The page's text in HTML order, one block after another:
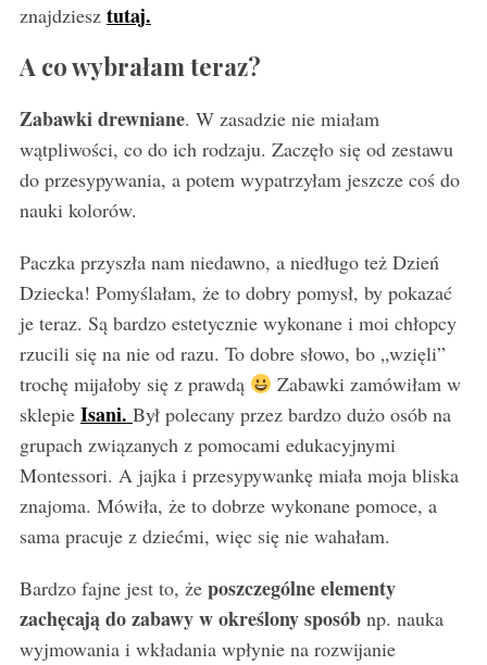
znajdziesz tutaj.
A co wybrałam teraz?
Zabawki drewniane. W zasadzie nie miałam
wątpliwości, co do ich rodzaju. Zaczęło się od zestawu
do przesypywania, a potem wypatrzyłam jeszcze coś do
nauki kolorów.
Paczka przyszła nam niedawno, a niedługo też Dzień
Dziecka! Pomyślałam, że to dobry pomysł, by pokazać
je teraz. Są bardzo estetycznie wykonane i moi chłopcy
rzucili się na nie od razu. To dobre słowo, bo „wzięli”
trochę mijałoby się z prawdą
Zabawki zamówiłam w
sklepie Isani. Był polecany przez bardzo dużo osób na
grupach związanych z pomocami edukacyjnymi
Montessori. A jajka i przesypywankę miała moja bliska
znajoma. Mówiła, że to dobrze wykonane pomoce, a
sama pracuje z dziećmi, więc się nie wahałam.
Bardzo fajne jest to, że poszczególne elementy
zachęcają do zabawy w określony sposób np. nauka
wyjmowania i wkładania wpłynie na rozwijanie